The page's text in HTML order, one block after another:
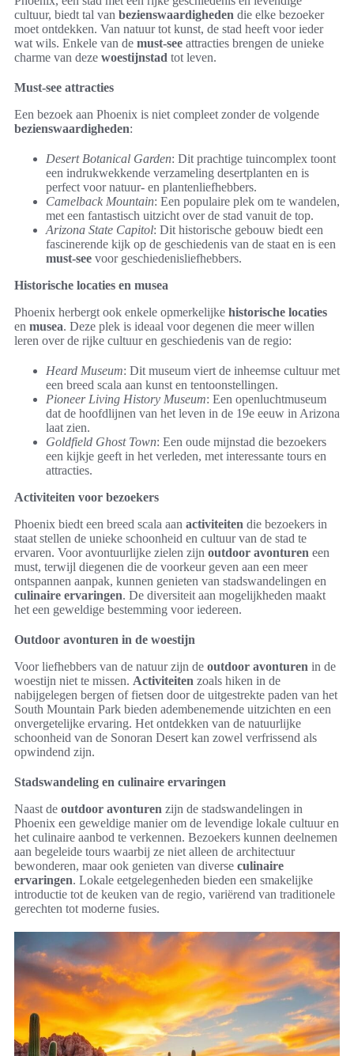
cultuur, biedt tal van bezienswaardigheden die elke bezoeker
moet ontdekken. Van natuur tot kunst, de stad heeft voor ieder
wat wils. Enkele van de must-see attracties brengen de unieke
charme van deze woestijnstad tot leven.
Must-see attracties
Een bezoek aan Phoenix is niet compleet zonder de volgende
bezienswaardigheden:
Desert Botanical Garden: Dit prachtige tuincomplex toont
een indrukwekkende verzameling desertplanten en is
perfect voor natuur- en plantenliefhebbers.
Camelback Mountain: Een populaire plek om te wandelen,
met een fantastisch uitzicht over de stad vanuit de top.
Arizona State Capitol: Dit historische gebouw biedt een
fascinerende kijk op de geschiedenis van de staat en is een
must-see voor geschiedenisliefhebbers.
Historische locaties en musea
Phoenix herbergt ook enkele opmerkelijke historische locaties
en musea. Deze plek is ideaal voor degenen die meer willen
leren over de rijke cultuur en geschiedenis van de regio:
Heard Museum: Dit museum viert de inheemse cultuur met
een breed scala aan kunst en tentoonstellingen.
Pioneer Living History Museum: Een openluchtmuseum
dat de hoofdlijnen van het leven in de 19e eeuw in Arizona
laat zien.
Goldfield Ghost Town: Een oude mijnstad die bezoekers
een kijkje geeft in het verleden, met interessante tours en
attracties.
Activiteiten voor bezoekers
Phoenix biedt een breed scala aan activiteiten die bezoekers in
staat stellen de unieke schoonheid en cultuur van de stad te
ervaren. Voor avontuurlijke zielen zijn outdoor avonturen een
must, terwijl diegenen die de voorkeur geven aan een meer
ontspannen aanpak, kunnen genieten van stadswandelingen en
culinaire ervaringen. De diversiteit aan mogelijkheden maakt
het een geweldige bestemming voor iedereen.
Outdoor avonturen in de woestijn
Voor liefhebbers van de natuur zijn de outdoor avonturen in de
woestijn niet te missen. Activiteiten zoals hiken in de
nabijgelegen bergen of fietsen door de uitgestrekte paden van het
South Mountain Park bieden adembenemende uitzichten en een
onvergetelijke ervaring. Het ontdekken van de natuurlijke
schoonheid van de Sonoran Desert kan zowel verfrissend als
opwindend zijn.
Stadswandeling en culinaire ervaringen
Naast de outdoor avonturen zijn de stadswandelingen in
Phoenix een geweldige manier om de levendige lokale cultuur en
het culinaire aanbod te verkennen. Bezoekers kunnen deelnemen
aan begeleide tours waarbij ze niet alleen de architectuur
bewonderen, maar ook genieten van diverse culinaire
ervaringen. Lokale eetgelegenheden bieden een smakelijke
introductie tot de keuken van de regio, variërend van traditionele
gerechten tot moderne fusies.